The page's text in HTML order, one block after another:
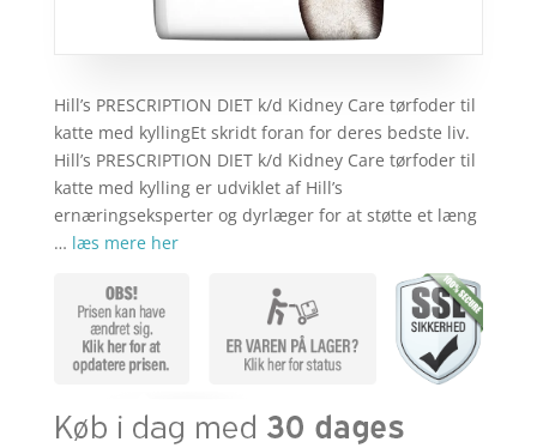
Hill’s PRESCRIPTION DIET k/d Kidney Care tørfoder til
katte med kyllingEt skridt foran for deres bedste liv.
Hill’s PRESCRIPTION DIET k/d Kidney Care tørfoder til
katte med kylling er udviklet af Hill’s
ernæringseksperter og dyrlæger for at støtte et læng
… læs mere her